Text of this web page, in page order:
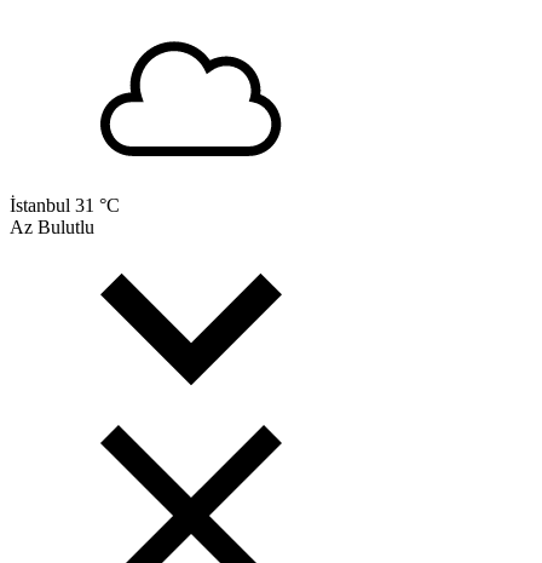
İstanbul 31 °C
Az Bulutlu